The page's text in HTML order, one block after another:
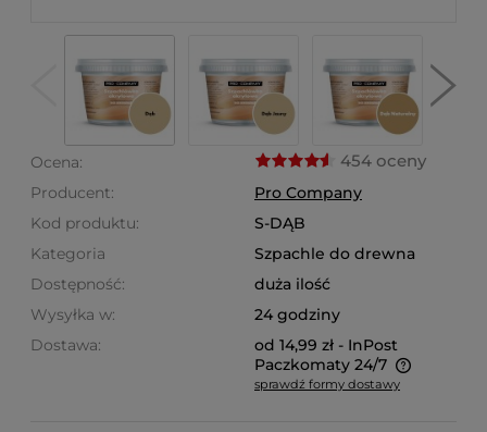
Ocena: 454 oceny
Producent:
Pro Company
Kod produktu:
S-DĄB
Kategoria
Szpachle do drewna
Dostępność:
duża ilość
Wysyłka w:
24 godziny
Dostawa:
od 14,99 zł - InPost
Paczkomaty 24/7
Cena nie zawiera ewentualnych kosztów płatności
sprawdź formy dostawy